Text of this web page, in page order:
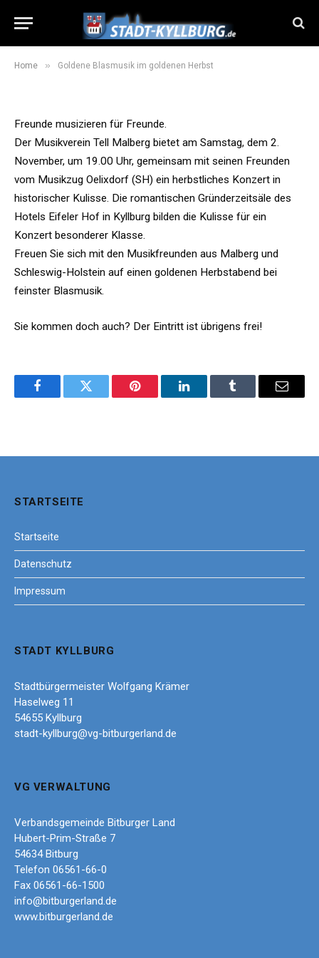
Home » Goldene Blasmusik im goldenen Herbst
Herbst
Freunde musizieren für Freunde.
Der Musikverein Tell Malberg bietet am Samstag, dem 2.
November, um 19.00 Uhr, gemeinsam mit seinen Freunden
vom Musikzug Oelixdorf (SH) ein herbstliches Konzert in
historischer Kulisse. Die romantischen Gründerzeitsäle des
Hotels Eifeler Hof in Kyllburg bilden die Kulisse für ein
Konzert besonderer Klasse.
Freuen Sie sich mit den Musikfreunden aus Malberg und
Schleswig-Holstein auf einen goldenen Herbstabend bei
feinster Blasmusik.
Sie kommen doch auch? Der Eintritt ist übrigens frei!
FacebookTwitter Pinterest LinkedInTumblr Email
STARTSEITE
Startseite
Datenschutz
Impressum
STADT KYLLBURG
Stadtbürgermeister Wolfgang Krämer
Haselweg 11
54655 Kyllburg
stadt-kyllburg@vg-bitburgerland.de
VG VERWALTUNG
Verbandsgemeinde Bitburger Land
Hubert-Prim-Straße 7
54634 Bitburg
Telefon 06561-66-0
Fax 06561-66-1500
info@bitburgerland.de
www.bitburgerland.de